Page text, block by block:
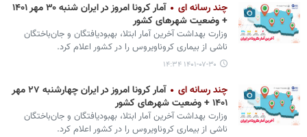
چند رسانه ای
آمار کرونا امروز در ایران شنبه ۳۰ مهر ۱۴۰۱
+ وضعیت شهرهای کشور
وزارت بهداشت آخرین آمار ابتلا، بهبودیافتگان و جان‌باختگان
ناشی از بیماری کروناویروس را در کشور اعلام کرد.
۱۴۰۱-۰۷-۳۰ ۱۴:۳۴
چند رسانه ای
آمار کرونا امروز در ایران چهارشنبه ۲۷ مهر
۱۴۰۱ + وضعیت شهرهای کشور
وزارت بهداشت آخرین آمار ابتلا، بهبودیافتگان و جان‌باختگان
ناشی از بیماری کروناویروس را در کشور اعلام کرد.